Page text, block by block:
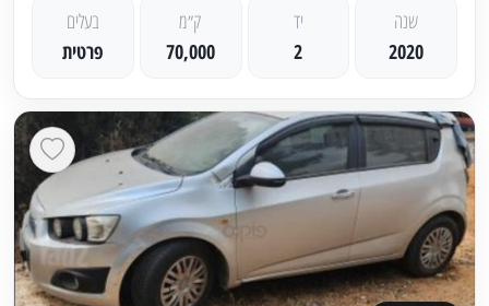
שנה
2020
יד
2
ק״מ
70,000
בעלים
פרטית